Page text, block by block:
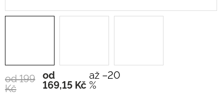
od 199
Kč
až –20
%
od
169,15 Kč Měrná
cena: